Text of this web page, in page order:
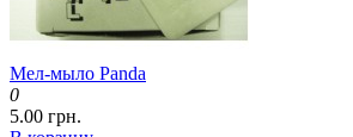
Мел-мыло Panda
0
5.00 грн.